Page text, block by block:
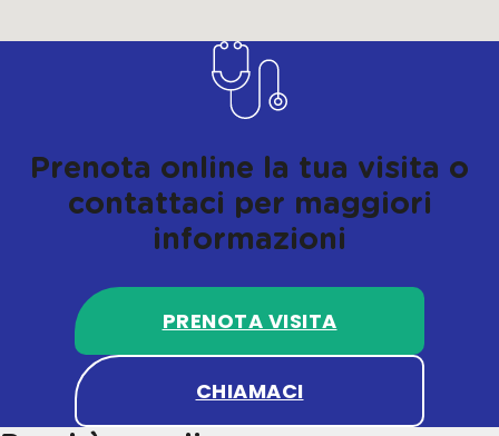
Prenota online la tua visita o
contattaci per maggiori
informazioni
PRENOTA VISITA
CHIAMACI